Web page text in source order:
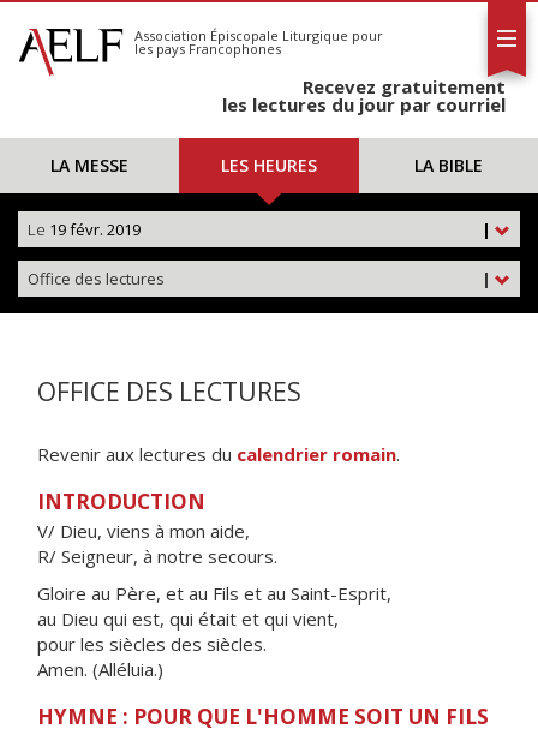
S'abonner
Calendrier
Association Épiscopale Liturgique pour
les pays Francophones
Recevez gratuitement
les lectures du jour par courriel
LA MESSE LES HEURES LA BIBLE
|
Le 19 févr. 2019
|
Office des lectures
OFFICE DES LECTURES
Revenir aux lectures du calendrier romain.
INTRODUCTION
V/ Dieu, viens à mon aide,
R/ Seigneur, à notre secours.
Gloire au Père, et au Fils et au Saint-Esprit,
au Dieu qui est, qui était et qui vient,
pour les siècles des siècles.
Amen. (Alléluia.)
HYMNE : POUR QUE L'HOMME SOIT UN FILS